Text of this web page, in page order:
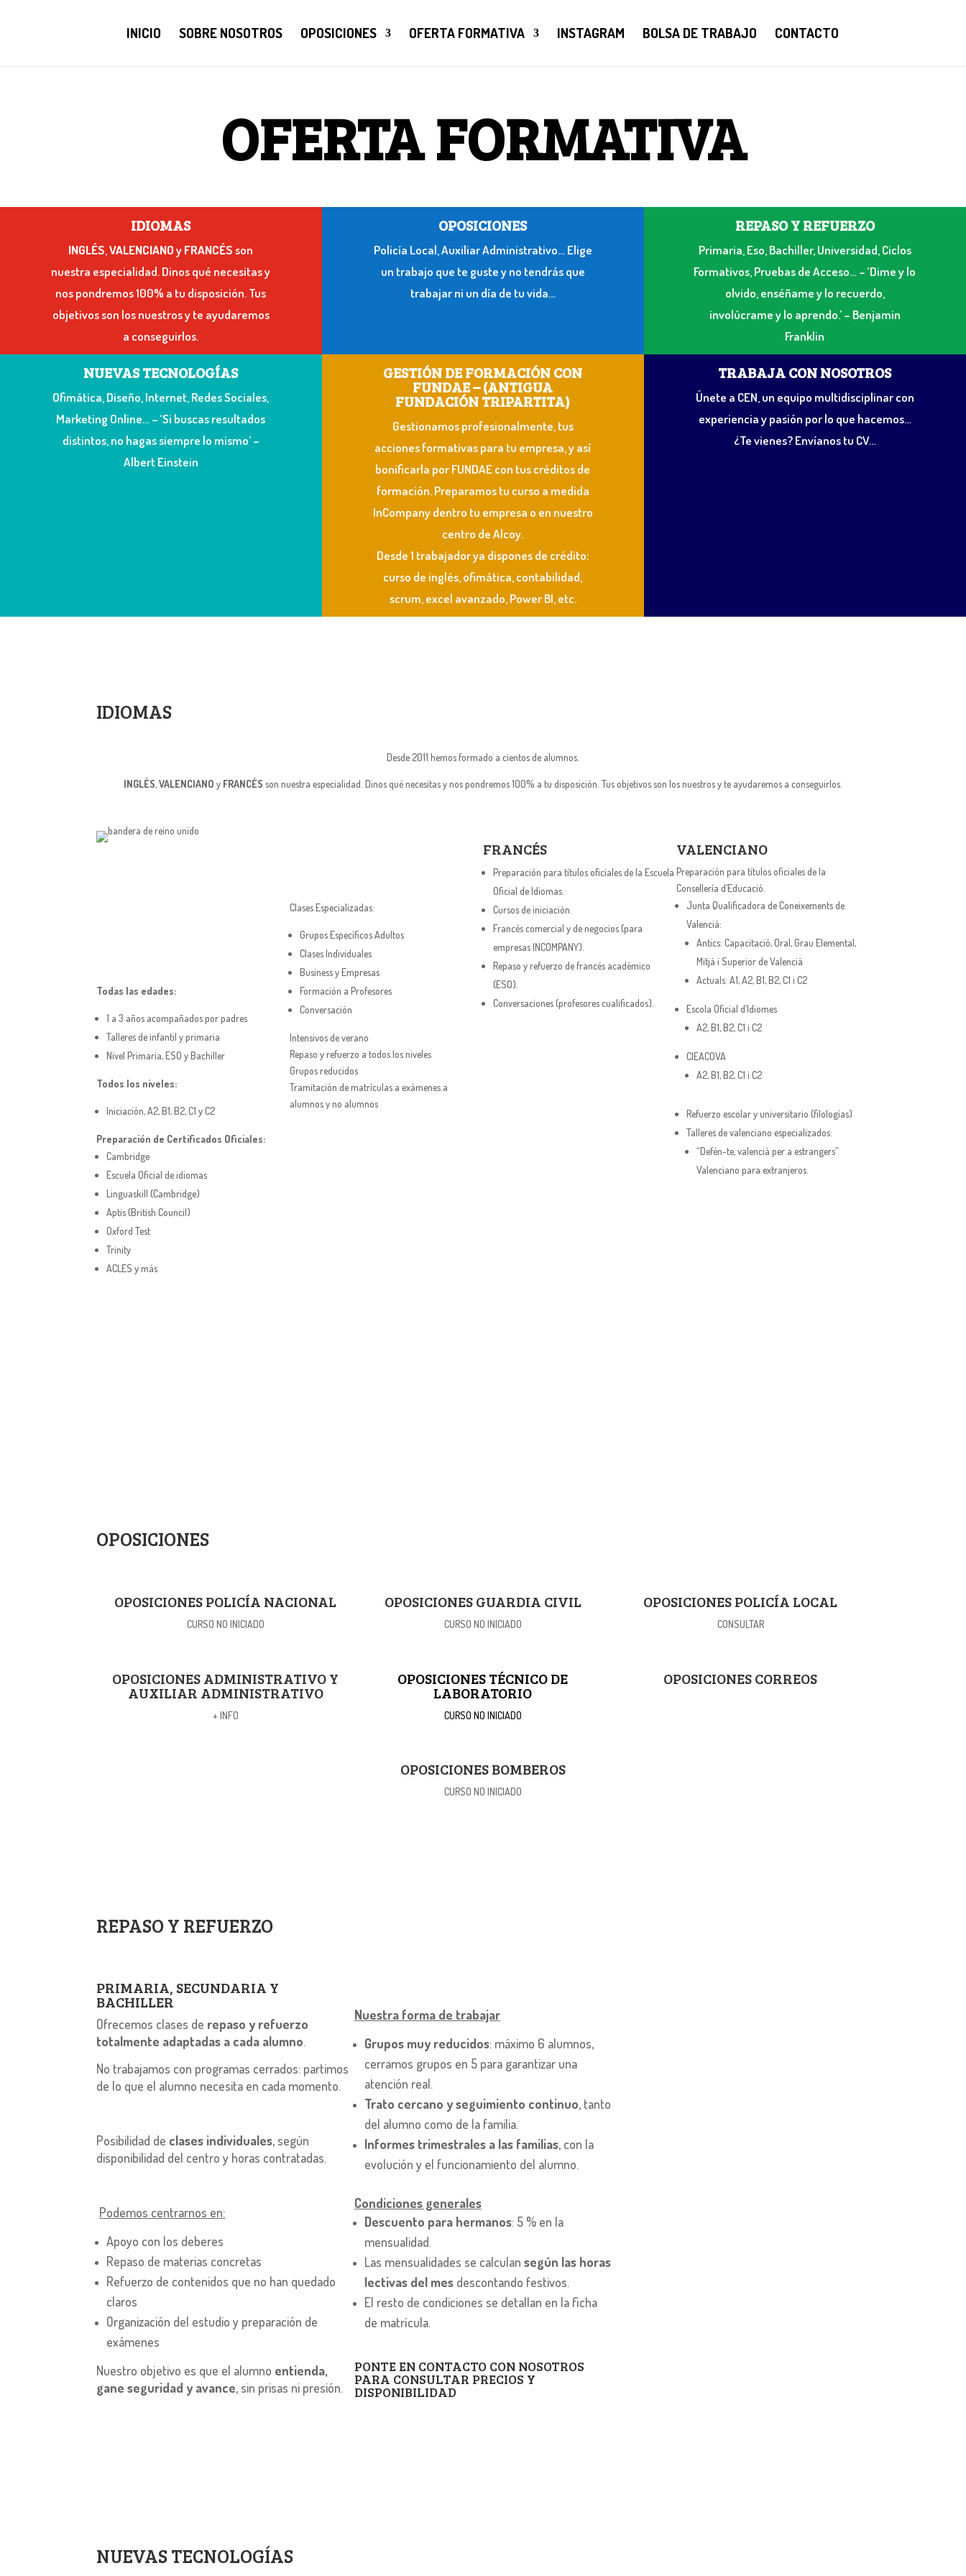
INICIO SOBRE NOSOTROS OPOSICIONES OFERTA FORMATIVA INSTAGRAM BOLSA DE TRABAJO CONTACTO
OFERTA FORMATIVA
IDIOMAS
INGLÉS ,VALENCIANOyFRANCÉSson
nuestra especialidad. Dinos qué necesitas y
nos pondremos 100% a tu disposición. Tus
objetivos son los nuestros y te ayudaremos
a conseguirlos.
OPOSICIONES
Policía Local, Auxiliar Administrativo… Elige
un trabajo que te guste y no tendrás que
trabajar ni un día de tu vida…
REPASO Y REFUERZO
Primaria, Eso, Bachiller, Universidad, Ciclos
Formativos, Pruebas de Acceso… – ‘Dime y lo
olvido, enséñame y lo recuerdo,
involúcrame y lo aprendo.’ – Benjamin
Franklin
NUEVAS TECNOLOGÍAS
Ofimática, Diseño, Internet, Redes Sociales,
Marketing Online… – ‘Si buscas resultados
distintos, no hagas siempre lo mismo’ –
Albert Einstein
GESTIÓN DE FORMACIÓN CON
FUNDAE – (ANTIGUA
FUNDACIÓN TRIPARTITA)
Gestionamos profesionalmente, tus
acciones formativas para tu empresa, y así
bonificarla por FUNDAE con tus créditos de
formación. Preparamos tu curso a medida
InCompany dentro tu empresa o en nuestro
centro de Alcoy.
Desde 1 trabajador ya dispones de crédito:
curso de inglés, ofimática, contabilidad,
scrum, excel avanzado, Power BI, etc.
TRABAJA CON NOSOTROS
Únete a CEN, un equipo multidisciplinar con
experiencia y pasión por lo que hacemos…
¿Te vienes? Envíanos tu CV…
IDIOMAS
Desde 2011 hemos formado a cientos de alumnos.
INGLÉS,VALENCIANO y FRANCÉS son nuestra especialidad. Dinos qué necesitas y nos pondremos 100% a tu disposición. Tus objetivos son los nuestros y te ayudaremos a conseguirlos.
CAMBRIDGE
Todas las edades:
1 a 3 años acompañados por padres
Talleres de infantil y primaria
Nivel Primaria, ESO y Bachiller
Todos los niveles:
Iniciación, A2, B1, B2, C1 y C2
Preparación de Certificados Oficiales:
Cambridge
Escuela Oficial de idiomas
Linguaskill (Cambridge)
Aptis (British Council)
Oxford Test
Trinity
ACLES y más
Clases Especializadas:
Grupos Específicos Adultos
Clases Individuales
Business y Empresas
Formación a Profesores
Conversación
Intensivos de verano
Repaso y refuerzo a todos los niveles
Grupos reducidos
Tramitación de matrículas a exámenes a
alumnos y no alumnos
FRANCÉS
Preparación para títulos oficiales de la Escuela
Oficial de Idiomas.
Cursos de iniciación.
Francés comercial y de negocios (para
empresas INCOMPANY).
Repaso y refuerzo de francés académico
(ESO).
Conversaciones (profesores cualificados).
VALENCIANO
Preparación para títulos oficiales de la
Consellería d’Educació.
Junta Qualificadora de Coneixements de
Valencià:
Antics: Capacitació, Oral, Grau Elemental,
Mitjà i Superior de Valencià
Actuals: A1, A2, B1, B2, C1 i C2
Escola Oficial d’Idiomes
A2, B1, B2, C1 i C2
CIEACOVA
A2, B1, B2, C1 i C2
Refuerzo escolar y universitario (filologías)
Talleres de valenciano especializados:
“Defén-te, valencià per a estrangers”
Valenciano para extranjeros.
OPOSICIONES
OPOSICIONES POLICÍA NACIONAL
CURSO NO INICIADO
OPOSICIONES GUARDIA CIVIL
CURSO NO INICIADO
OPOSICIONES POLICÍA LOCAL
CONSULTAR
OPOSICIONES ADMINISTRATIVO Y
AUXILIAR ADMINISTRATIVO
+ INFO
OPOSICIONES TÉCNICO DE
LABORATORIO
CURSO NO INICIADO
OPOSICIONES CORREOS
OPOSICIONES BOMBEROS
CURSO NO INICIADO
REPASO Y REFUERZO
PRIMARIA, SECUNDARIA Y
BACHILLER
Ofrecemos clases de repaso y refuerzo
totalmente adaptadas a cada alumno.
No trabajamos con programas cerrados: partimos
de lo que el alumno necesita en cada momento.
Posibilidad de clases individuales, según
disponibilidad del centro y horas contratadas.
Podemos centrarnos en:
Apoyo con los deberes
Repaso de materias concretas
Refuerzo de contenidos que no han quedado
claros
Organización del estudio y preparación de
exámenes
Nuestro objetivo es que el alumno entienda,
gane seguridad y avance, sin prisas ni presión.
Nuestra forma de trabajar
Grupos muy reducidos: máximo 6 alumnos,
cerramos grupos en 5 para garantizar una
atención real.
Trato cercano y seguimiento continuo, tanto
del alumno como de la familia.
Informes trimestrales a las familias, con la
evolución y el funcionamiento del alumno.
Condiciones generales
Descuento para hermanos: 5 % en la
mensualidad.
Las mensualidades se calculan según las horas
lectivas del mesdescontando festivos.
El resto de condiciones se detallan en la ficha
de matrícula.
PONTE EN CONTACTO CON NOSOTROS
PARA CONSULTAR PRECIOS Y
DISPONIBILIDAD
NUEVAS TECNOLOGÍAS